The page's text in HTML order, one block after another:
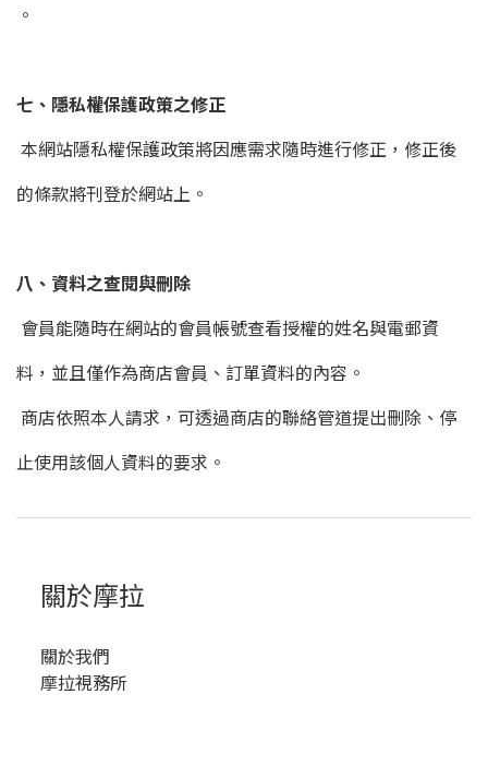
。
七、隱私權保護政策之修正
本網站隱私權保護政策將因應需求隨時進行修正，修正後
的條款將刊登於網站上。
八、資料之查閱與刪除
會員能隨時在網站的會員帳號查看授權的姓名與電郵資
料，並且僅作為商店會員、訂單資料的內容。
商店依照本人請求，可透過商店的聯絡管道提出刪除、停
止使用該個人資料的要求。
關於摩拉
關於我們
摩拉視務所